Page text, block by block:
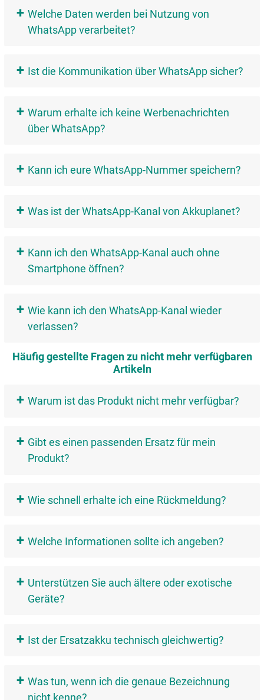
+ Welche Daten werden bei Nutzung von
WhatsApp verarbeitet?
+ Ist die Kommunikation über WhatsApp sicher?
+ Warum erhalte ich keine Werbenachrichten
über WhatsApp?
+ Kann ich eure WhatsApp-Nummer speichern?
+ Was ist der WhatsApp-Kanal von Akkuplanet?
+ Kann ich den WhatsApp-Kanal auch ohne
Smartphone öffnen?
+ Wie kann ich den WhatsApp-Kanal wieder
verlassen?
Häufig gestellte Fragen zu nicht mehr verfügbaren
Artikeln
+ Warum ist das Produkt nicht mehr verfügbar?
+ Gibt es einen passenden Ersatz für mein
Produkt?
+ Wie schnell erhalte ich eine Rückmeldung?
+ Welche Informationen sollte ich angeben?
+ Unterstützen Sie auch ältere oder exotische
Geräte?
+ Ist der Ersatzakku technisch gleichwertig?
+ Was tun, wenn ich die genaue Bezeichnung
nicht kenne?